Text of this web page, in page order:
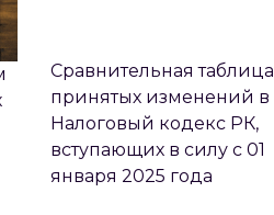
Сравнительная таблица
принятых изменений в
Налоговый кодекс РК,
вступающих в силу с 01
января 2025 года